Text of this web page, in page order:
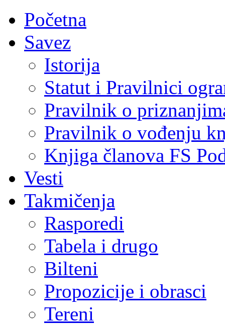
Početna
Savez
Istorija
Statut i Pravilnici
Pravilnik o
Pravilnik o vođenju
Knjiga članova FS
Vesti
Takmičenja
Rasporedi
Tabela i drugo
Bilteni
Propozicije i obrasci
Tereni